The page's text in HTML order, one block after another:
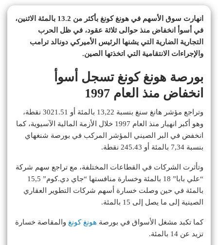
انهارت سوق الأسهم في هونغ كونغ بأكثر من 13.2 بالمئة الاثنين،
في أسوأ انخفاض منذ حوالى ثلاثة عقود، في ظل الحرب
التجارية الضارية التي يشنها الرئيس الأميركي دونالد ترامب
والإجراءات الانتقامية التي اتخذتها الصين.
بورصة هونغ كونغ تسجل أسوأ
انخفاض منذ العام 1997
وتراجع مؤشر هانغ سنغ بنسبة 13,22 بالمئة أو 3021.51 نقطة،
وهو أكبر انهيار منذ العام 1997 خلال الأزمة المالية الآسيوية، كما
انخفض في البر الصيني المؤشر المركب في بورصة شنغهاي
بنسبة 7,34 بالمئة أو 245.43 نقطة.
وتأثرت الشركات في القطاعات المختلفة، مع تراجع سهم شركة
“علي بابا” 18 بالمئة وخسارة منافستها “جاي دي.كوم” 15,5
بالمئة في حين وصلت خسارة أسهم شركات التطوير العقاري
الصينية إلى ما يصل إلى 15 بالمئة.
كما تكبد مشغل الأسواق في بورصة هونغ كونغ والمقاصة خسارة
تزيد عن 14 بالمئة.